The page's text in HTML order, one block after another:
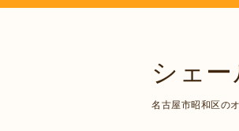
シェ
名古屋市昭和区の